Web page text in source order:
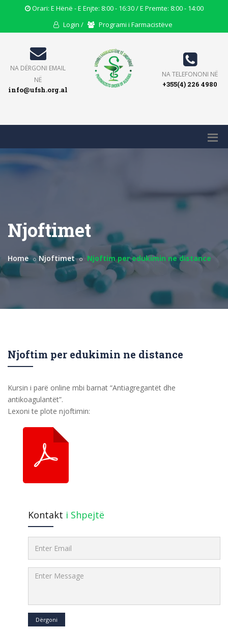
Opening
Orari: E Hënë - E Enjte: 8:00 - 16:30 / E Premte: 8:00 - 14:00
User
Login /
Users
Programi i Farmacistëve
Email
NA DËRGONI EMAIL
NË
info@ufsh.org.al
Phone
Icon
NA TELEFONONI NË
+355(4) 226 4980
Njoftimet
Home Njoftimet Njoftim per edukimin ne distance
Njoftim per edukimin ne distance
Kursin i parë online mbi barnat “Antiagregantët dhe
antikoagulantët”.
Lexoni te plote njoftimin:
Kontakt i Shpejtë
Dërgoni